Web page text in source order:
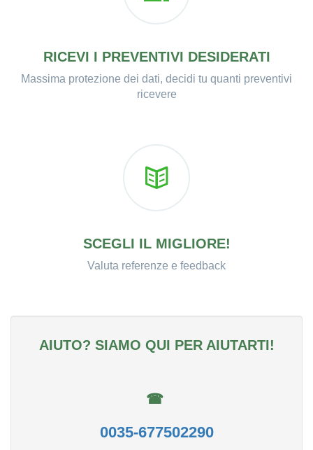
RICEVI I PREVENTIVI DESIDERATI
Massima protezione dei dati, decidi tu quanti preventivi
ricevere
SCEGLI IL MIGLIORE!
Valuta referenze e feedback
AIUTO? SIAMO QUI PER AIUTARTI!
☎
0035-677502290